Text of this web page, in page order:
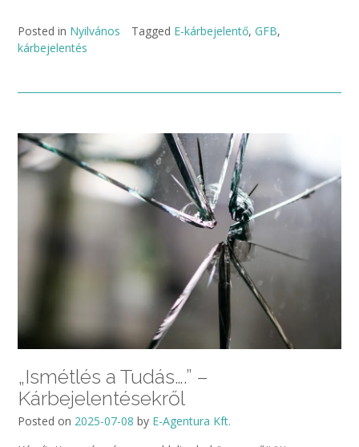
Posted in Nyilvános Tagged E-kárbejelentő, GFB,
kárbejelentés
„Ismétlés a Tudás….” –
Kárbejelentésekről
Posted on 2025-07-08 by E-Agentura Kft.